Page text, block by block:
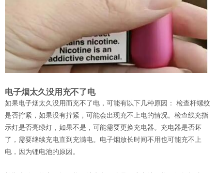
电子烟太久没用充不了电
如果电子烟太久没用而充不了电，可能有以下几种原因： 检查杆螺纹
是否拧紧，如果没有拧紧，可能会出现充不上电的情况。检查线充指
示灯是否亮绿灯，如果不是，可能需要更换充电器。充电器是否坏
了，需要继续充电直到充满电。电子烟放长时间不用也可能充不上
电，因为锂电池的原因。